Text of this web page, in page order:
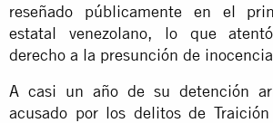
reseñado públicamente en el
estatal venezolano, lo que
derecho a la presunción de
A casi un año de su detención
acusado por los delitos de